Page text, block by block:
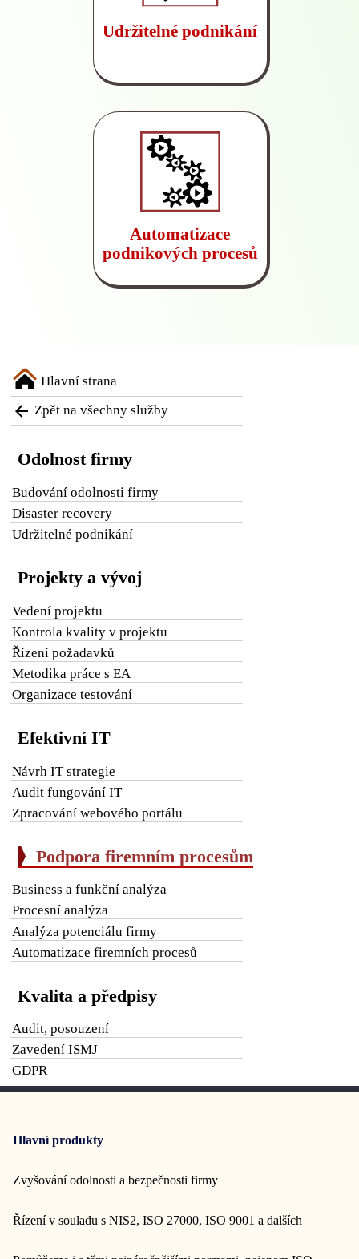
Udržitelné podnikání
Automatizace
podnikových procesů
Hlavní strana
 Zpět na všechny služby
Odolnost firmy
Budování odolnosti firmy
Disaster recovery
Udržitelné podnikání
Projekty a vývoj
Vedení projektu
Kontrola kvality v projektu
Řízení požadavků
Metodika práce s EA
Organizace testování
Efektivní IT
Návrh IT strategie
Audit fungování IT
Zpracování webového portálu
Podpora firemním procesům
Business a funkční analýza
Procesní analýza
Analýza potenciálu firmy
Automatizace firemních procesů
Kvalita a předpisy
Audit, posouzení
Zavedení ISMJ
GDPR
Hlavní produkty
Zvyšování odolnosti a bezpečnosti firmy
Řízení v souladu s NIS2, ISO 27000, ISO 9001 a dalších